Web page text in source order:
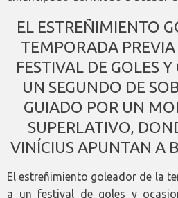
EL ESTREÑIMIENTO
TEMPORADA
FESTIVAL DE GOLES
UN SEGUNDO DE
GUIADO POR UN
SUPERLATIVO,
VINÍCIUS APUNTAN A
El estreñimiento goleador de la
a un festival de goles y